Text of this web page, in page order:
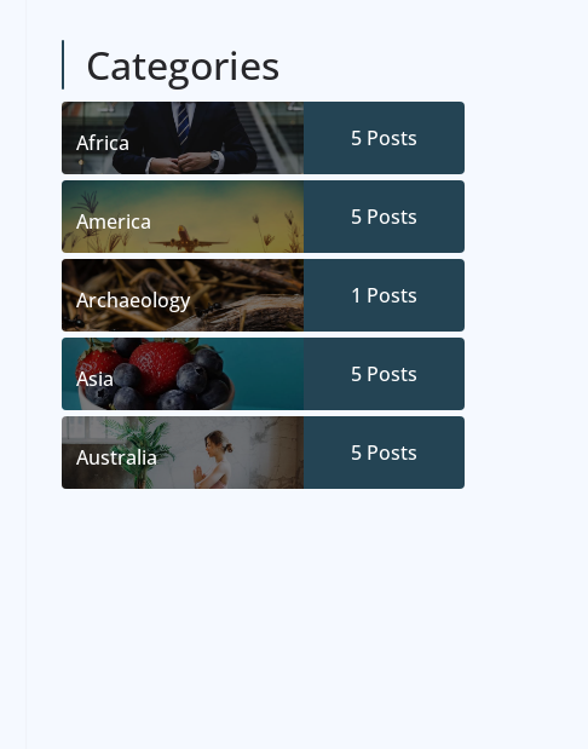
Categories
Africa 5 Posts
America 5 Posts
Archaeology 1 Posts
Asia 5 Posts
Australia 5 Posts